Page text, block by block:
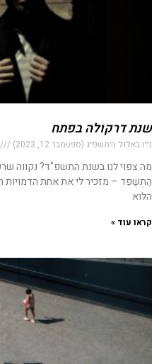
שנת דרקולה בפתח
כ״ו באלול ה׳תשפ״ג (ספטמבר 12, 2023)
מה צפוי לנו בשנת התשפ"ד? נקווה
הַתְשַׁפֵּד – מזכיר לי את אחת הדמויות
הלוא
קראו עוד »